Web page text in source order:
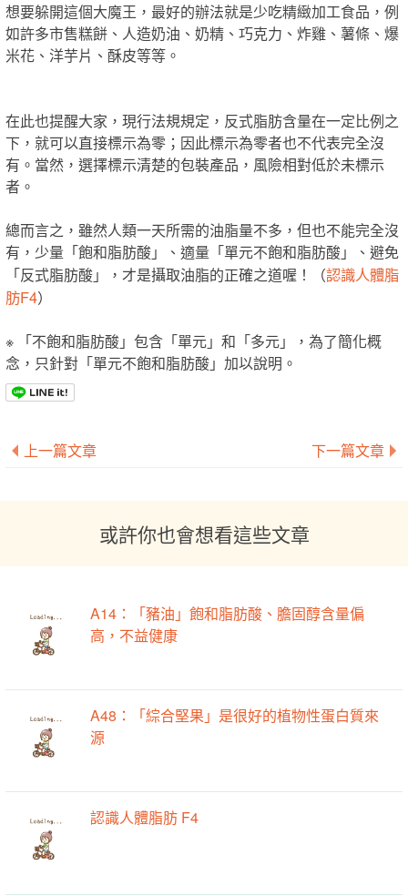
想要躲開這個大魔王，最好的辦法就是少吃精緻加工食品，例
如許多市售糕餅、人造奶油、奶精、巧克力、炸雞、薯條、爆
米花、洋芋片、酥皮等等。
在此也提醒大家，現行法規規定，反式脂肪含量在一定比例之
下，就可以直接標示為零；因此標示為零者也不代表完全沒
有。當然，選擇標示清楚的包裝產品，風險相對低於未標示
者。
總而言之，雖然人類一天所需的油脂量不多，但也不能完全沒
有，少量「飽和脂肪酸」、適量「單元不飽和脂肪酸」、避免
「反式脂肪酸」，才是攝取油脂的正確之道喔！（認識人體脂
肪F4）
※ 「不飽和脂肪酸」包含「單元」和「多元」，為了簡化概
念，只針對「單元不飽和脂肪酸」加以說明。
上一篇文章 下一篇文章
或許你也會想看這些文章
A14：「豬油」飽和脂肪酸、膽固醇含量偏
高，不益健康
A48：「綜合堅果」是很好的植物性蛋白質來
源
認識人體脂肪 F4